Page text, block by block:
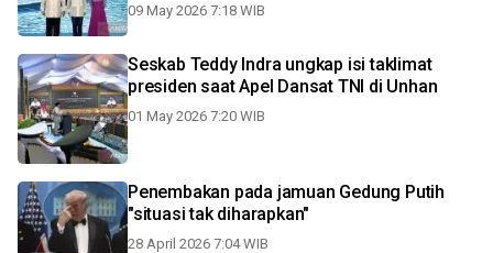
09 May 2026 7:18 WIB
Seskab Teddy Indra ungkap isi taklimat
presiden saat Apel Dansat TNI di Unhan
01 May 2026 7:20 WIB
Penembakan pada jamuan Gedung Putih
"situasi tak diharapkan"
28 April 2026 7:04 WIB